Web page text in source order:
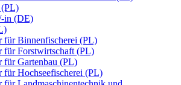
in (DE)
für Binnenfischerei (PL)
für Forstwirtschaft (PL)
für Gartenbau (PL)
für Hochseefischerei (PL)